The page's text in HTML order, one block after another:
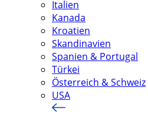
Italien
Kanada
Kroatien
Skandinavien
Spanien & Portugal
Türkei
Österreich & Schweiz
USA